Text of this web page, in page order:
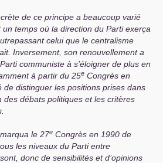
de ce principe a beaucoup varié
un temps où la direction du Parti exerça
celui que le centralisme
Inversement, son renouvellement a
communiste à s’éloigner de plus en
à partir du 25e Congrès en
de distinguer les positions prises dans
des débats politiques et les critères
le 27e Congrès en 1990 de
les niveaux du Parti entre
donc de sensibilités et d’opinions